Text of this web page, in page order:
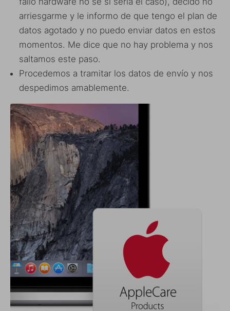
arriesgarme y le informo de que tengo el plan de
datos agotado y no puedo enviar datos en estos
momentos. Me dice que no hay problema y nos
saltamos este paso.
Procedemos a tramitar los datos de envío y nos
despedimos amablemente.